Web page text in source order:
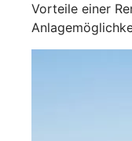
Vorteile einer